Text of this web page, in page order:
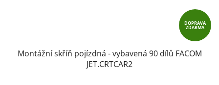
DOPRAVA
ZDARMA
Montážní skříň pojízdná - vybavená 90 dílů FACOM
JET.CRTCAR2